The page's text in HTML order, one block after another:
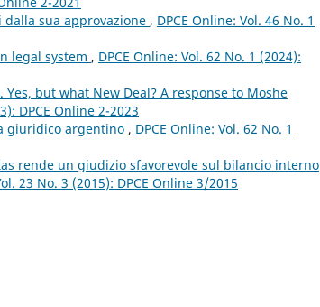
dalla sua approvazione , DPCE Online: Vol. 46 No. 1
legal system , DPCE Online: Vol. 62 No. 1 (2024):
but what New Deal? A response to Moshe
DPCE Online 2-2023
giuridico argentino , DPCE Online: Vol. 62 No. 1
rende un giudizio sfavorevole sul bilancio interno
23 No. 3 (2015): DPCE Online 3/2015